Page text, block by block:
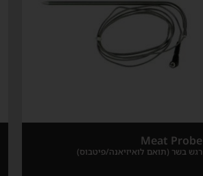
Meat Probe
רגש בשר (תואם לואיזיאנה/פיטבוס)